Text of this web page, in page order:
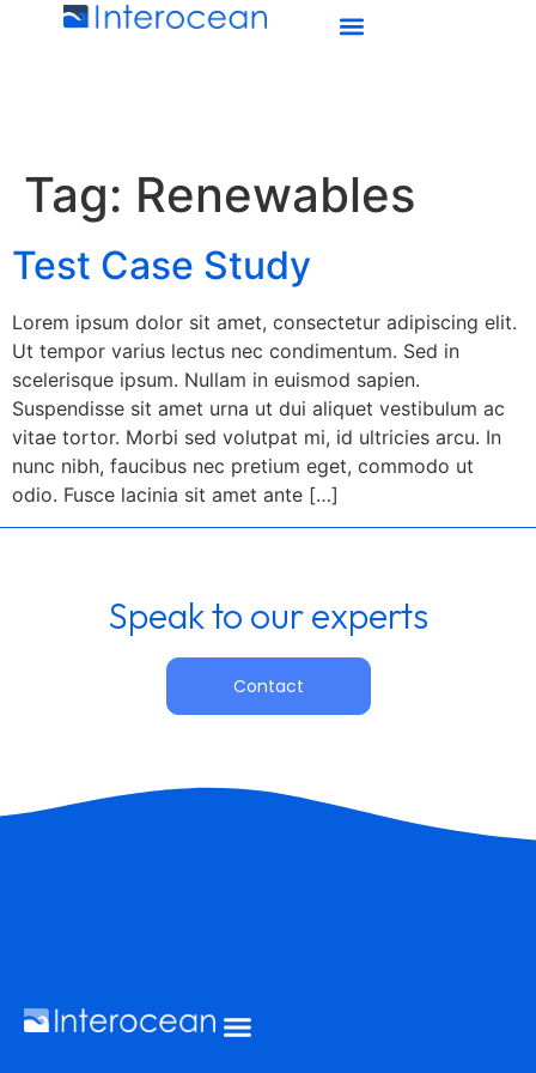
Tag: Renewables
Test Case Study
Lorem ipsum dolor sit amet, consectetur adipiscing elit.
Ut tempor varius lectus nec condimentum. Sed in
scelerisque ipsum. Nullam in euismod sapien.
Suspendisse sit amet urna ut dui aliquet vestibulum ac
vitae tortor. Morbi sed volutpat mi, id ultricies arcu. In
nunc nibh, faucibus nec pretium eget, commodo ut
odio. Fusce lacinia sit amet ante […]
Speak to our experts
Contact